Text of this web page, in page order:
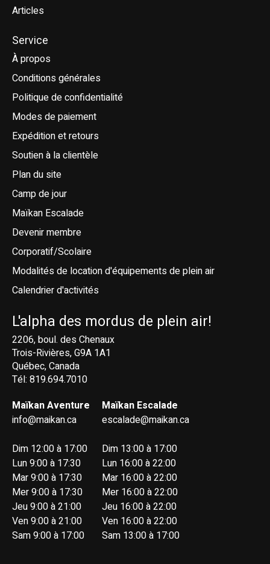
Articles
Service
À propos
Conditions générales
Politique de confidentialité
Modes de paiement
Expédition et retours
Soutien à la clientèle
Plan du site
Camp de jour
Maïkan Escalade
Devenir membre
Corporatif/Scolaire
Modalités de location d'équipements de plein air
Calendrier d'activités
L'alpha des mordus de plein air!
2206, boul. des Chenaux
Trois-Rivières, G9A 1A1
Québec, Canada
Tél: 819.694.7010
Maïkan Aventure
info@maikan.ca
Dim 12:00 à 17:00
Lun 9:00 à 17:30
Mar 9:00 à 17:30
Mer 9:00 à 17:30
Jeu 9:00 à 21:00
Ven 9:00 à 21:00
Sam 9:00 à 17:00
Maïkan Escalade
escalade@maikan.ca
Dim 13:00 à 17:00
Lun 16:00 à 22:00
Mar 16:00 à 22:00
Mer 16:00 à 22:00
Jeu 16:00 à 22:00
Ven 16:00 à 22:00
Sam 13:00 à 17:00